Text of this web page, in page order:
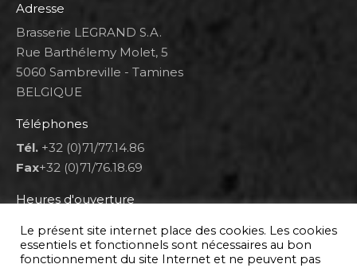
Adresse
Brasserie LEGRAND S.A.
Rue Barthélemy Molet, 5
5060 Sambreville - Tamines
BELGIQUE
Téléphones
Tél. +32 (0)71/77.14.86
Fax+32 (0)71/76.18.69
Heures d'ouverture
Lun 8h00-12h00 et 12h30-14h30
Mar au ven 8h00-12h00 et 12h30-17h00
Sam 9h00-16h00
Le présent site internet place des cookies. Les cookies
essentiels et fonctionnels sont nécessaires au bon
fonctionnement du site Internet et ne peuvent pas